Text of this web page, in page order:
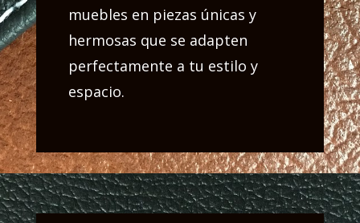
muebles en piezas únicas y
hermosas que se adapten
perfectamente a tu estilo y
espacio.